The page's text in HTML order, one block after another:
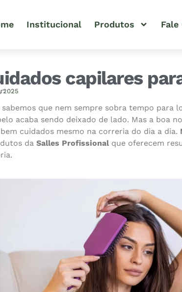
Institucional Produtos Fale
capilares
2025
sabemos que nem sempre sobra tempo para
acaba sendo deixado de lado. Mas a
cuidados mesmo na correria do dia a dia.
da Salles Profissional que oferecem